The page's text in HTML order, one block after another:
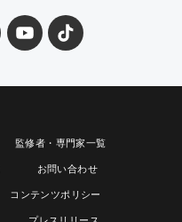
監修者・専門家一覧
お問い合わせ
コンテンツポリシー